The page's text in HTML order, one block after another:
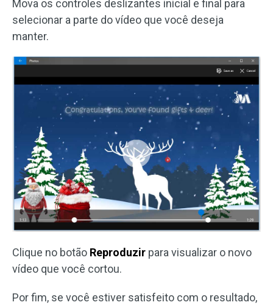
Mova os controles deslizantes inicial e final para
selecionar a parte do vídeo que você deseja
manter.
Clique no botão Reproduzir para visualizar o novo
vídeo que você cortou.
Por fim, se você estiver satisfeito com o resultado,